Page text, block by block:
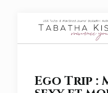
Ego Trip :